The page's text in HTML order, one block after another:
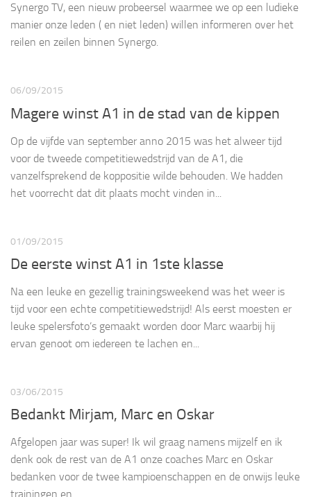
Synergo TV, een nieuw probeersel waarmee we op een ludieke
manier onze leden ( en niet leden) willen informeren over het
reilen en zeilen binnen Synergo.
06/09/2015
Magere winst A1 in de stad van de kippen
Op de vijfde van september anno 2015 was het alweer tijd
voor de tweede competitiewedstrijd van de A1, die
vanzelfsprekend de koppositie wilde behouden. We hadden
het voorrecht dat dit plaats mocht vinden in...
01/09/2015
De eerste winst A1 in 1ste klasse
Na een leuke en gezellig trainingsweekend was het weer is
tijd voor een echte competitiewedstrijd! Als eerst moesten er
leuke spelersfoto’s gemaakt worden door Marc waarbij hij
ervan genoot om iedereen te lachen en...
03/06/2015
Bedankt Mirjam, Marc en Oskar
Afgelopen jaar was super! Ik wil graag namens mijzelf en ik
denk ook de rest van de A1 onze coaches Marc en Oskar
bedanken voor de twee kampioenschappen en de onwijs leuke
trainingen en...